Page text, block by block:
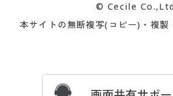
プレゼント＆キャンペーン サイト
ついて
忘れの
© Cecile
本サイトの無断複写(コピー)・複製